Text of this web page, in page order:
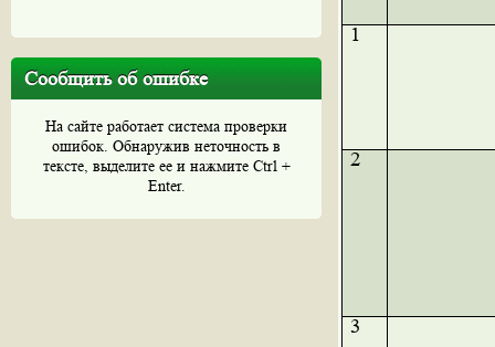
Сообщить об ошибке
На сайте работает система проверки
ошибок. Обнаружив неточность в
тексте, выделите ее и нажмите Ctrl +
Enter.
1
2
3